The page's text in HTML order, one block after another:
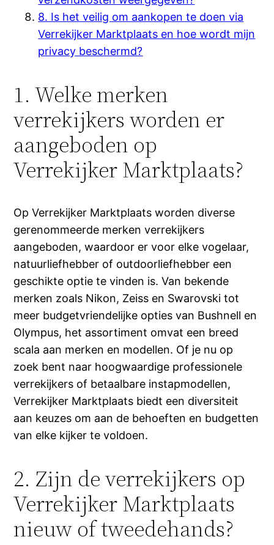
8. Is het veilig om aankopen te doen via
Verrekijker Marktplaats en hoe wordt mijn
privacy beschermd?
1. Welke merken
verrekijkers worden er
aangeboden op
Verrekijker Marktplaats?
Op Verrekijker Marktplaats worden diverse
gerenommeerde merken verrekijkers
aangeboden, waardoor er voor elke vogelaar,
natuurliefhebber of outdoorliefhebber een
geschikte optie te vinden is. Van bekende
merken zoals Nikon, Zeiss en Swarovski tot
meer budgetvriendelijke opties van Bushnell en
Olympus, het assortiment omvat een breed
scala aan merken en modellen. Of je nu op
zoek bent naar hoogwaardige professionele
verrekijkers of betaalbare instapmodellen,
Verrekijker Marktplaats biedt een diversiteit
aan keuzes om aan de behoeften en budgetten
van elke kijker te voldoen.
2. Zijn de verrekijkers op
Verrekijker Marktplaats
nieuw of tweedehands?